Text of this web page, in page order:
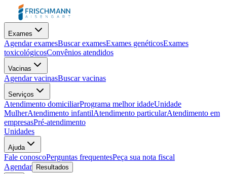
Exames
Agendar examesBuscar examesExames genéticosExames
toxicológicosConvênios atendidos
Vacinas
Agendar vacinasBuscar vacinas
Serviços
Atendimento domiciliarPrograma melhor idadeUnidade
MulherAtendimento infantilAtendimento particularAtendimento em
empresasPré-atendimento
Unidades
Ajuda
Fale conoscoPerguntas frequentesPeça sua nota fiscal
Agendar
Resultados